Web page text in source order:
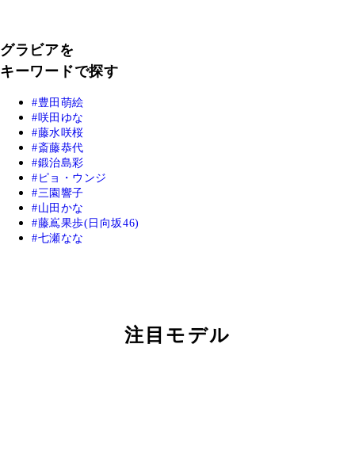
グラビアを
キーワードで探す
豊田萌絵
咲田ゆな
藤水咲桜
斎藤恭代
鍛治島彩
ピョ・ウンジ
三園響子
山田かな
藤嶌果歩(日向坂46)
七瀬なな
注目モデル